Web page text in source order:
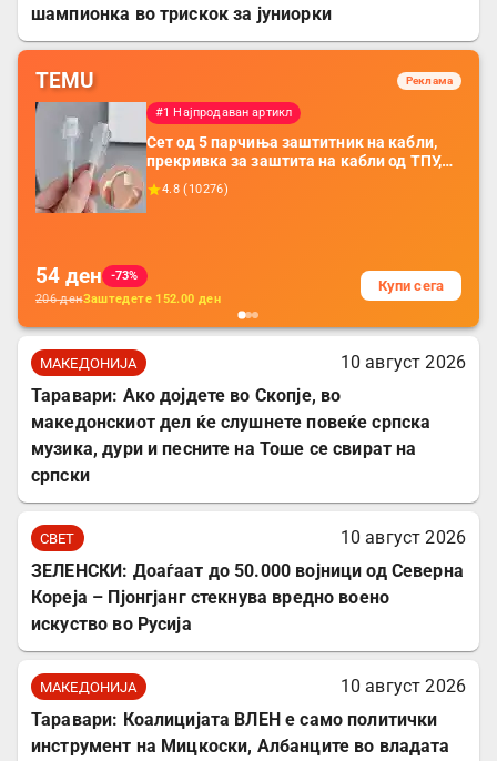
шампионка во трискок за јуниорки
TEMU Реклама
#1 Најпродаван артикл
Сет од 5 парчиња заштитник на кабли,
прекривка за заштита на кабли од ТПУ,
додатоци за заштита на кабли, без
батерија, за мобилни телефони, комплет
4.8 ( 10276)
54 ден
-73%
206денЗаштедете 152.00 ден
Купи сега
МАКЕДОНИЈА
10 август 2026
Таравари: Ако дојдете во Скопје, во
македонскиот дел ќе слушнете повеќе српска
музика, дури и песните на Тоше се свират на
српски
СВЕТ
10 август 2026
ЗЕЛЕНСКИ: Доаѓаат до 50.000 војници од Северна
Кореја – Пјонгјанг стекнува вредно воено
искуство во Русија
МАКЕДОНИЈА
10 август 2026
Таравари: Коалицијата ВЛЕН е само политички
инструмент на Мицкоски, Албанците во владата